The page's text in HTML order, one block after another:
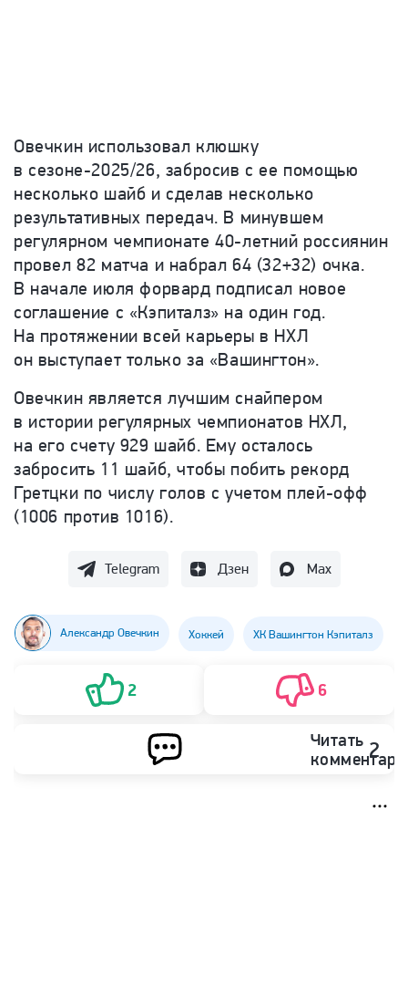
Овечкин использовал клюшку
в сезоне-2025/26, забросив с ее помощью
несколько шайб и сделав несколько
результативных передач. В минувшем
регулярном чемпионате 40-летний россиянин
провел 82 матча и набрал 64 (32+32) очка.
В начале июля форвард подписал новое
соглашение с «Кэпиталз» на один год.
На протяжении всей карьеры в НХЛ
он выступает только за «Вашингтон».
Овечкин является лучшим снайпером
в истории регулярных чемпионатов НХЛ,
на его счету 929 шайб. Ему осталось
забросить 11 шайб, чтобы побить рекорд
Гретцки по числу голов с учетом плей-офф
(1006 против 1016).
Telegram Дзен Max
Александр Овечкин Хоккей ХК Вашингтон Кэпиталз
2 6
Читать 2